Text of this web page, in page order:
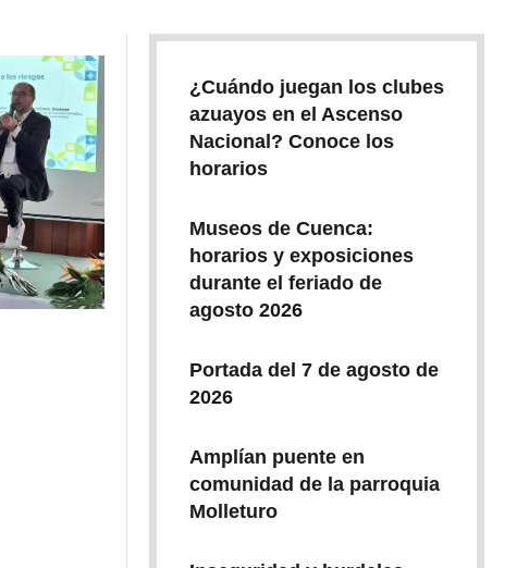
¿Cuándo juegan los clubes
azuayos en el Ascenso
Nacional? Conoce los
horarios
Museos de Cuenca:
horarios y exposiciones
durante el feriado de
agosto 2026
Portada del 7 de agosto de
2026
Amplían puente en
comunidad de la parroquia
Molleturo